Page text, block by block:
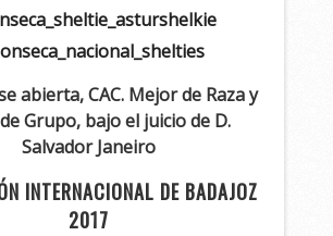
abierta, CAC. Mejor de Raza y
Grupo, bajo el juicio de D.
Salvador Janeiro
INTERNACIONAL DE BADAJOZ
2017